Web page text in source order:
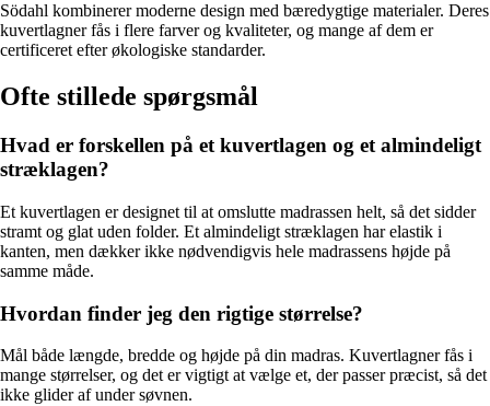
Södahl kombinerer moderne design med bæredygtige materialer. Deres
kuvertlagner fås i flere farver og kvaliteter, og mange af dem er
certificeret efter økologiske standarder.
Ofte stillede spørgsmål
Hvad er forskellen på et kuvertlagen og et almindeligt
stræklagen?
Et kuvertlagen er designet til at omslutte madrassen helt, så det sidder
stramt og glat uden folder. Et almindeligt stræklagen har elastik i
kanten, men dækker ikke nødvendigvis hele madrassens højde på
samme måde.
Hvordan finder jeg den rigtige størrelse?
Mål både længde, bredde og højde på din madras. Kuvertlagner fås i
mange størrelser, og det er vigtigt at vælge et, der passer præcist, så det
ikke glider af under søvnen.